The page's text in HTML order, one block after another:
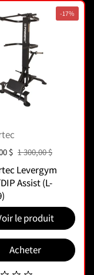
vente :
$ Prix normal :
1 300,00 $
Levergym
Assist (L-
le produit
Acheter
-17%